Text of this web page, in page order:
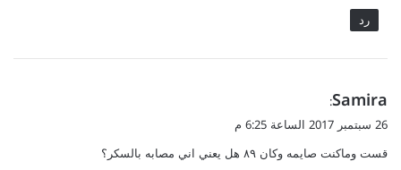
رد
ي
ق
ل
Samira
:
26 سبتمبر 2017 الساعة 6:25 م
قست وماكنت صايمه وكان ٨٩ هل يعني اني مصابه بالسكر؟